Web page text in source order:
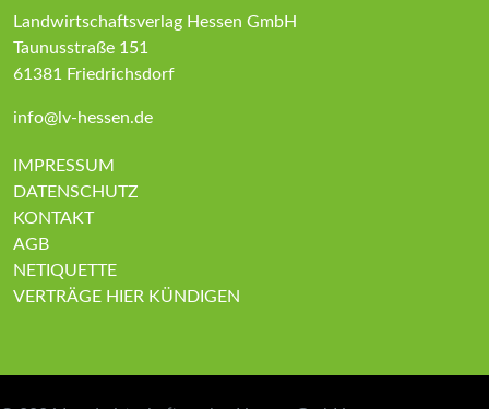
Landwirtschaftsverlag Hessen GmbH
Taunusstraße 151
61381 Friedrichsdorf
info@lv-hessen.de
IMPRESSUM
DATENSCHUTZ
KONTAKT
AGB
NETIQUETTE
VERTRÄGE HIER KÜNDIGEN